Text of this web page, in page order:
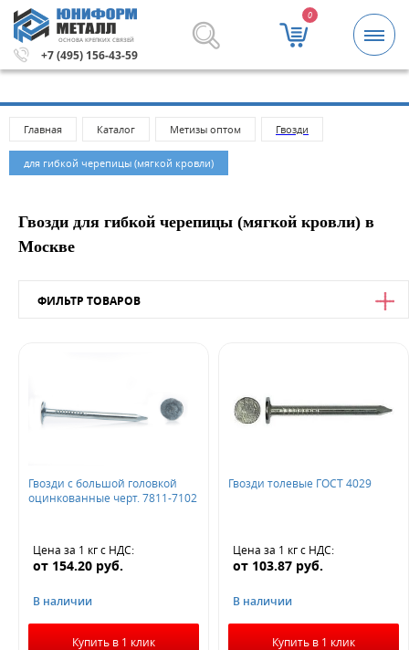
ОСНОВА КРЕПКИХ СВЯЗЕЙ
+7 (495) 156-43-59
0
5000 рублей. Метизы и крепежные изделия
Главная Каталог Метизы оптом Гвозди
для гибкой черепицы (мягкой кровли)
Гвозди для гибкой черепицы (мягкой кровли) в
Москве
ФИЛЬТР ТОВАРОВ
Не нашли ничего подходящего?
Гвозди с большой головкой
оцинкованные черт. 7811-7102
Цена за 1 кгс НДС:
от 154.20 руб.
В наличии
Купить в 1 клик
Гвозди толевые ГОСТ 4029
Цена за 1 кгс НДС:
от 103.87 руб.
В наличии
Купить в 1 клик